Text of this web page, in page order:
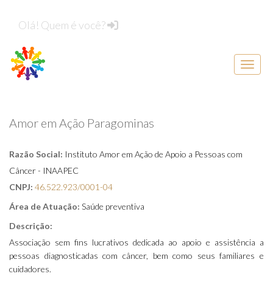
Olá! Quem é você?
Menu
Amor em Ação Paragominas
Razão Social: Instituto Amor em Ação de Apoio a Pessoas com
Câncer - INAAPEC
CNPJ: 46.522.923/0001-04
Área de Atuação: Saúde preventiva
Descrição:
Associação sem fins lucrativos dedicada ao apoio e assistência a
pessoas diagnosticadas com câncer, bem como seus familiares e
cuidadores.